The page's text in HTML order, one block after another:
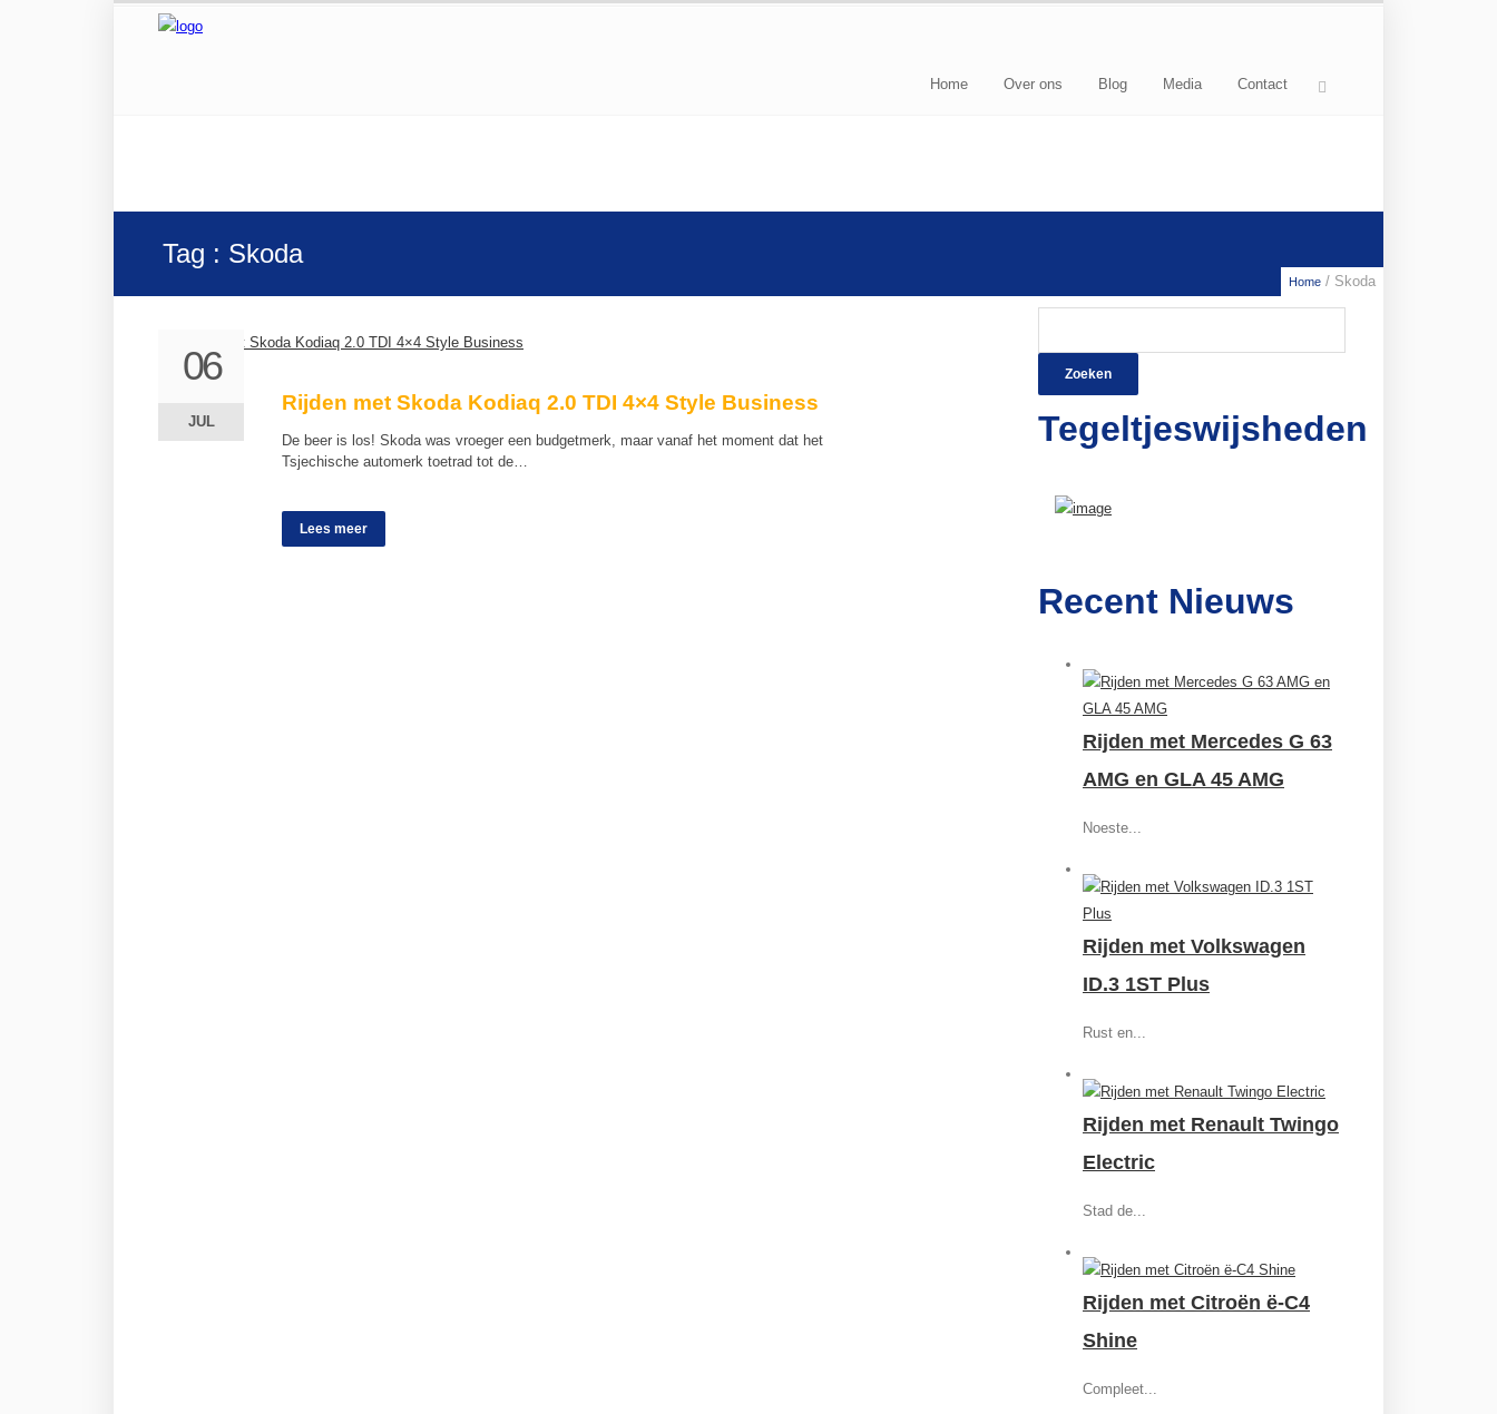
Home Over ons Blog Media Contact
Home / Skoda
Tag : Skoda
Rijden met Skoda Kodiaq 2.0 TDI 4×4 Style Business
De beer is los! Skoda was vroeger een budgetmerk, maar vanaf het moment dat het
Tsjechische automerk toetrad tot de…
Lees meer
06
JUL
06
JUL Tegeltjeswijsheden
Recent Nieuws
Rijden met Mercedes G 63
AMG en GLA 45 AMG
Noeste...
Rijden met Volkswagen
ID.3 1ST Plus
Rust en...
Rijden met Renault Twingo
Electric
Stad de...
Rijden met Citroën ë-C4
Shine
Compleet...